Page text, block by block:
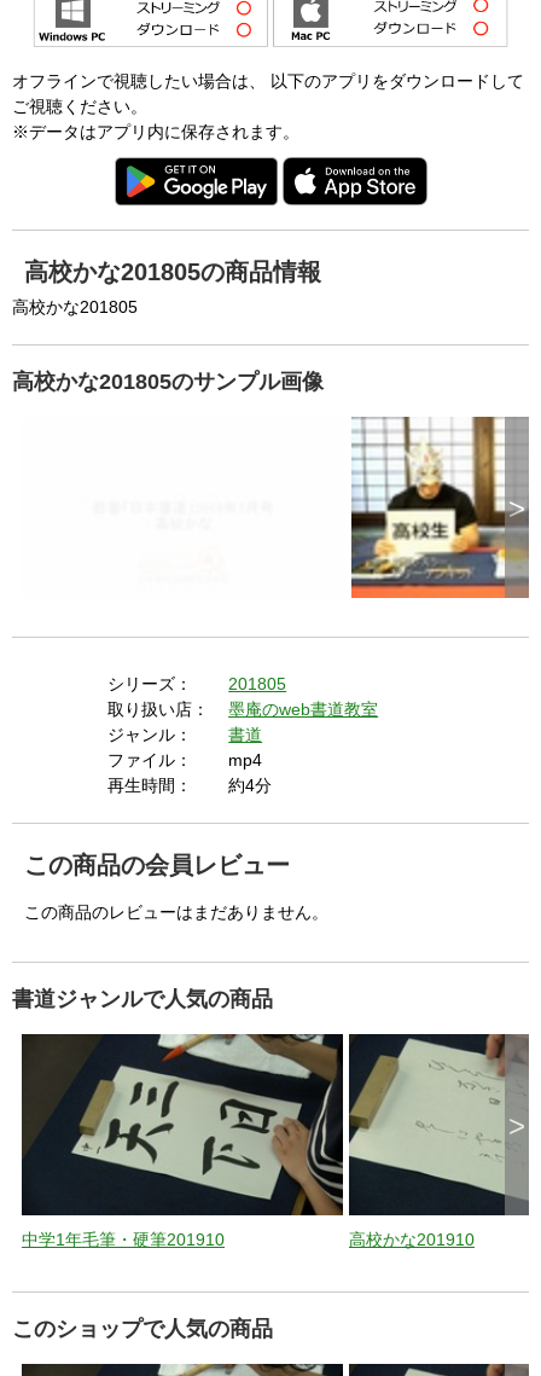
オフラインで視聴したい場合は、 以下のアプリをダウンロードして
ご視聴ください。
※データはアプリ内に保存されます。
高校かな201805の商品情報
高校かな201805
高校かな201805のサンプル画像
>
シリーズ：
201805
取り扱い店：
墨庵のweb書道教室
ジャンル：
書道
ファイル：
mp4
再生時間：
約4分
この商品の会員レビュー
この商品のレビューはまだありません。
書道ジャンルで人気の商品
中学1年毛筆・硬筆201910 高校かな201910
>
このショップで人気の商品